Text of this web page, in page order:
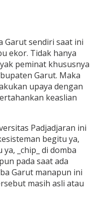
Garut sendiri saat ini
ekor. Tidak hanya
peminat khususnya
Garut. Maka
upaya dengan
keaslian
Padjadjaran ini
begitu ya,
_chip_ di domba
pada saat ada
Garut manapun ini
masih asli atau